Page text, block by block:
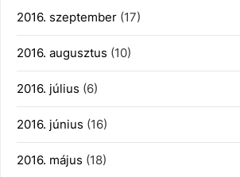
2016. szeptember (17)
2016. augusztus (10)
2016. július (6)
2016. június (16)
2016. május (18)